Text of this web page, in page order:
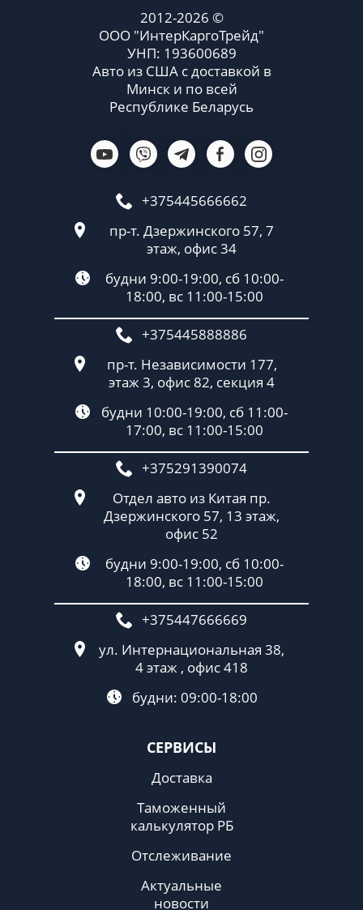
СЕРВИСЫ
Доставка
Таможенный
калькулятор РБ
Отслеживание
Актуальные
новости
2012-2026 ©
ООО "ИнтерКаргоТрейд"
УНП: 193600689
Авто из США с доставкой в
Минск и по всей
Республике Беларусь
+375445666662
пр-т. Дзержинского 57, 7
этаж, офис 34
будни 9:00-19:00, сб 10:00-
18:00, вс 11:00-15:00
+375445888886
пр-т. Независимости 177,
этаж 3, офис 82, секция 4
будни 10:00-19:00, сб 11:00-
17:00, вс 11:00-15:00
+375291390074
Отдел авто из Китая пр.
Дзержинского 57, 13 этаж,
офис 52
будни 9:00-19:00, сб 10:00-
18:00, вс 11:00-15:00
+375447666669
ул. Интернациональная 38,
4 этаж , офис 418
будни: 09:00-18:00